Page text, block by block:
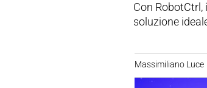
Con
soluzione
Massimiliano Luce